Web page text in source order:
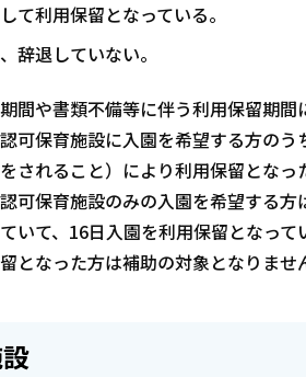
て利用保留となっている。
辞退していない。
間や書類不備等に伴う利用保留期間
可保育施設に入園を希望する方の
されること）により利用保留となっ
可保育施設のみの入園を希望する方
て、16日入園を利用保留となって
なった方は補助の対象となりませ